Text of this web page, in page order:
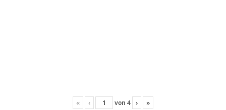
« ‹ von 4 › »